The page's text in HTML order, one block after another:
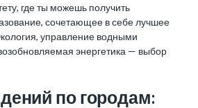
где ты можешь получить
сочетающее в себе лучшее
управление водными
энергетика — выбор
по городам: